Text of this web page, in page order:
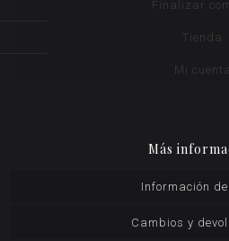
Finalizar
Tienda
Mi cuenta
Más
Información
Cambios y